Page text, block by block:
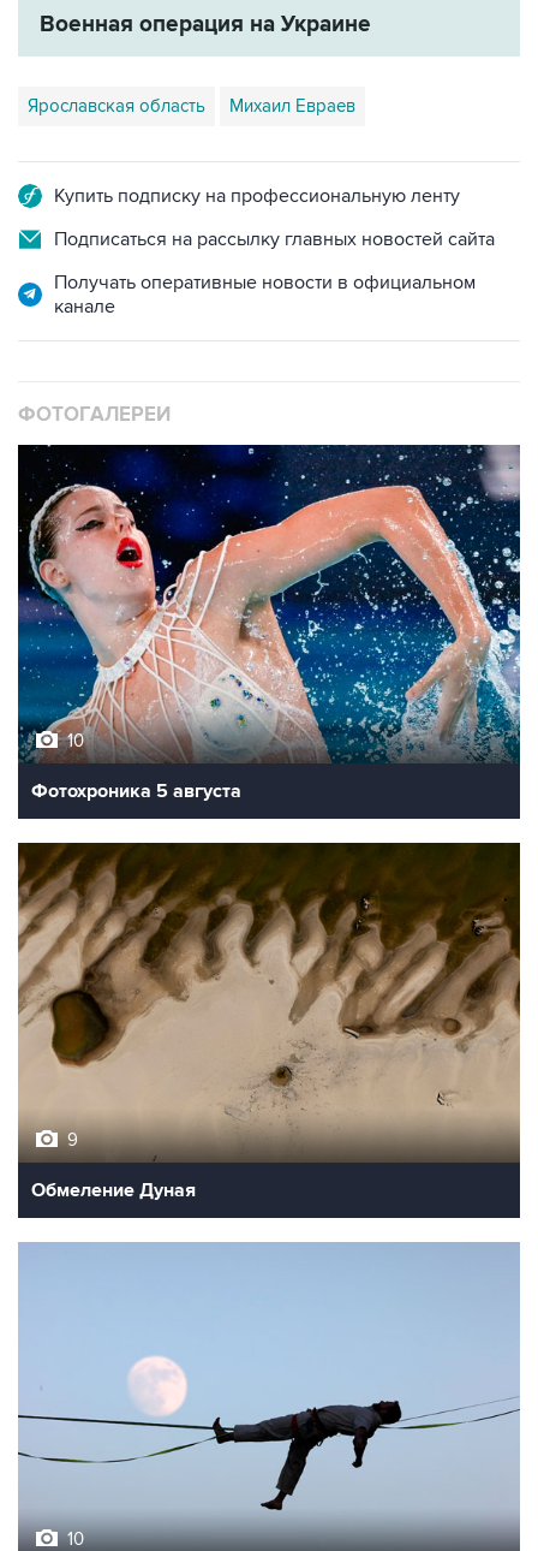
Военная операция на Украине
Ярославская область Михаил Евраев
Купить подписку на профессиональную ленту
Подписаться на рассылку главных новостей сайта
Получать оперативные новости в официальном
канале
ФОТОГАЛЕРЕИ
10
Фотохроника 5 августа
9
Обмеление Дуная
10